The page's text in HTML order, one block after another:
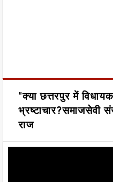
"क्या छत्तरपुर में
भ्रष्टाचार?समाजसेवी
राज